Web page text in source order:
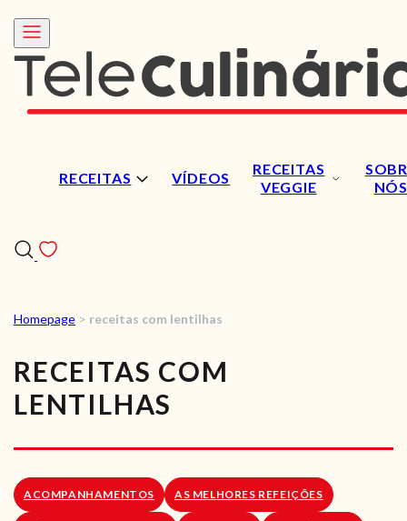
RECEITAS VÍDEOS
RECEITAS
VEGGIE
NÓS
RECEITAS
VÍDEOS
RECEITAS VEGGIE
LOJA ONLINE
Homepage > receitas com lentilhas
RECEITAS COM
LENTILHAS
ACOMPANHAMENTOS AS MELHORES REFEIÇÕES